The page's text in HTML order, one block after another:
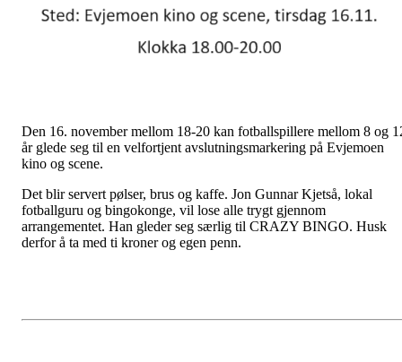
Den 16. november mellom 18-20 kan fotballspillere mellom 8 og
år glede seg til en velfortjent avslutningsmarkering på Evjemoen
kino og scene.
Det blir servert pølser, brus og kaffe. Jon Gunnar Kjetså, lokal
fotballguru og bingokonge, vil lose alle trygt gjennom
arrangementet. Han gleder seg særlig til CRAZY BINGO. Husk
derfor å ta med ti kroner og egen penn.